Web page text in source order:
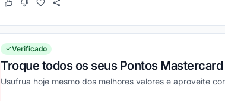
Este cupom funcionou
Este cupom não funcionou
Verificado
Troque todos os seus Pontos
Usufrua hoje mesmo dos melhores valores e aproveite